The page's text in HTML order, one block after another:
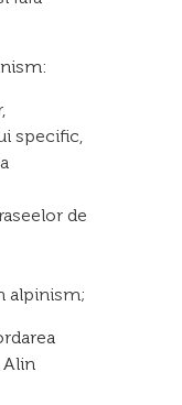
specific,
de
alpinism;